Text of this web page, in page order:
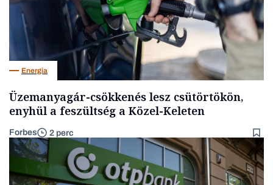
Energia
Üzemanyagár-csökkenés lesz csütörtökön,
enyhül a feszültség a Közel-Keleten
Forbes 2 perc